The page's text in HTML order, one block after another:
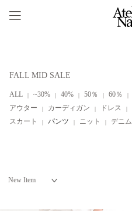
FALL MID SALE
ALL ~30% 40% 50％ 60％
アウター
カーディガン ドレス
スカート
パンツ ニット デニム